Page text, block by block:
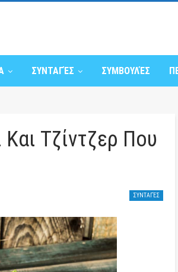
ΣΥΝΤΑΓΈΣ ΣΥΜΒΟΥΛΈΣ
Τζίντζερ Που
ΣΥΝΤΑΓΈΣ